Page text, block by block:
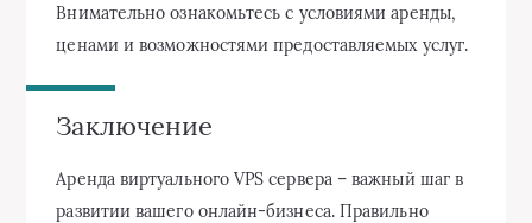
Внимательно ознакомьтесь с условиями аренды,
ценами и возможностями предоставляемых услуг.
Заключение
Аренда виртуального VPS сервера – важный шаг в
развитии вашего онлайн-бизнеса. Правильно